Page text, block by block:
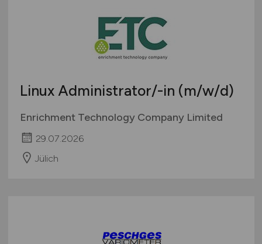
Linux Administrator/-in (m/w/d)
Enrichment Technology Company Limited
29.07.2026
Jülich